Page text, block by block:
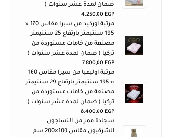
ضمان لمدة عشر سنوات )
4.250,00 EGP
مرتبة اوركيد من سيرا مقاس 170 ×
195 سنتيمتر بارتفاع 25 سنتيمتر
مصنعة من خامات مستوردة من
تركيا ( ضمان لمدة عشر سنوات )
7.800,00 EGP
مرتبة اوليفيا من سيرا مقاس 160
× 195 سنتيمتر بارتفاع 29 سنتيمتر
مصنعة من خامات مستوردة من
تركيا ( ضمان لمدة عشر سنوات )
8.400,00 EGP
سجادة ممر من النساجون
الشرقيون مقاس 100×200 سم